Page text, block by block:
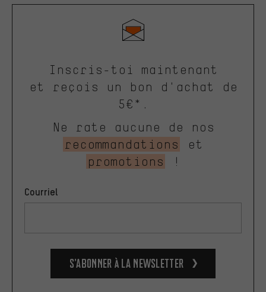
Inscris-toi maintenant
et reçois un bon d'achat de
5€*.
Ne rate aucune de nos
recommandations
et
promotions
!
Courriel
S’abonner à la newsletter